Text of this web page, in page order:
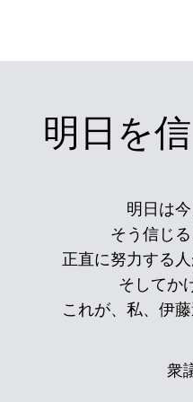
明日を
明日は
そう信じ
正直に努力する
そしてか
これが、私、伊
衆